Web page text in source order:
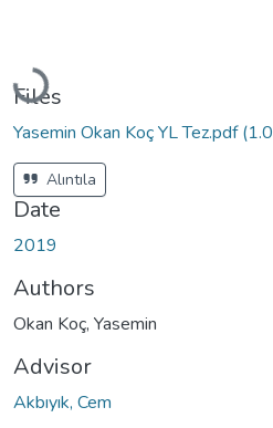
Loading...
Files
Yasemin Okan Koç YL Tez.pdf
Alıntıla
Date
2019
Authors
Okan Koç, Yasemin
Advisor
Akbıyık, Cem